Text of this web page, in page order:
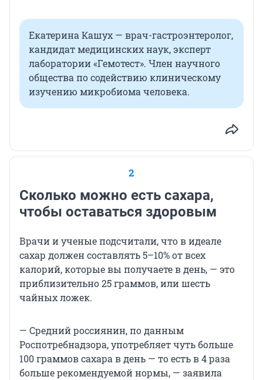
Екатерина Кашух — врач-гастроэнтеролог,
кандидат медицинских наук, эксперт
лаборатории «Гемотест». Член научного
общества по содействию клиническому
изучению микробиома человека.
2
Сколько можно есть сахара,
чтобы оставаться здоровым
Врачи и ученые подсчитали, что в идеале
сахар должен составлять 5–10% от всех
калорий, которые вы получаете в день, — это
приблизительно 25 граммов, или шесть
чайных ложек.
— Средний россиянин, по данным
Роспотребнадзора, употребляет чуть больше
100 граммов сахара в день — то есть в 4 раза
больше рекомендуемой нормы, — заявила